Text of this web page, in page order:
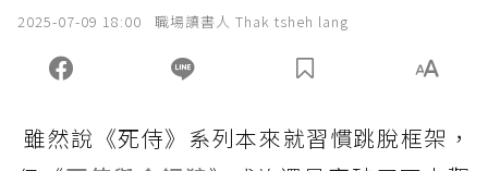
2025-07-09 18:00 職場讀書人 Thak tsheh lang
雖然說《死侍》系列本來就習慣跳脫框架，